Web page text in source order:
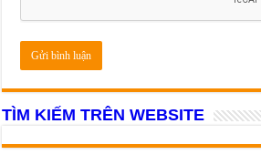
TÌM KIẾM TRÊN WEBSITE